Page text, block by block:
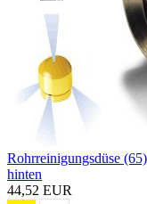
Rohrreinigungsdüse
hinten
44,52 EUR